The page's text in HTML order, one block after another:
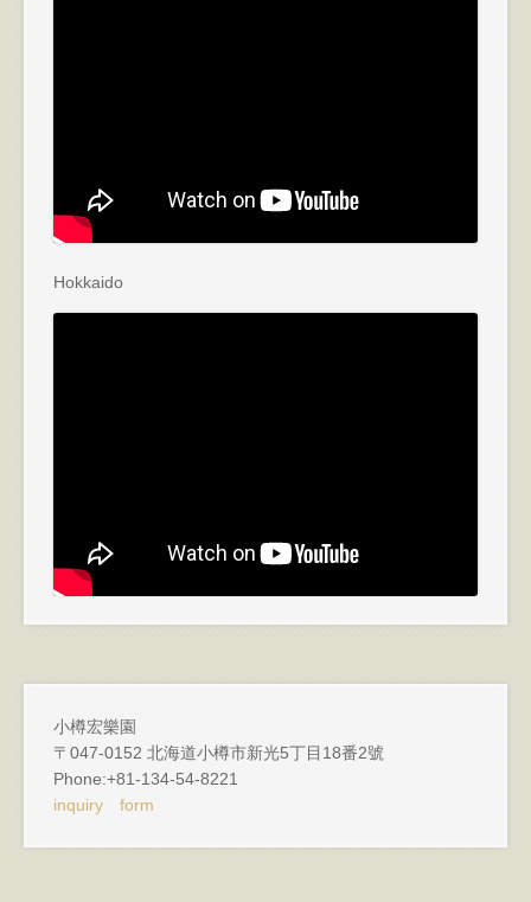
Hokkaido
小樽宏樂園
〒047-0152 北海道小樽市新光5丁目18番2號
Phone:+81-134-54-8221
inquiry form